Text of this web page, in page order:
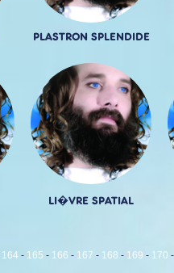
PLASTRON SPLENDIDE
LI�VRE SPATIAL
164 - 165 - 166 - 167 - 168 - 169 - 170